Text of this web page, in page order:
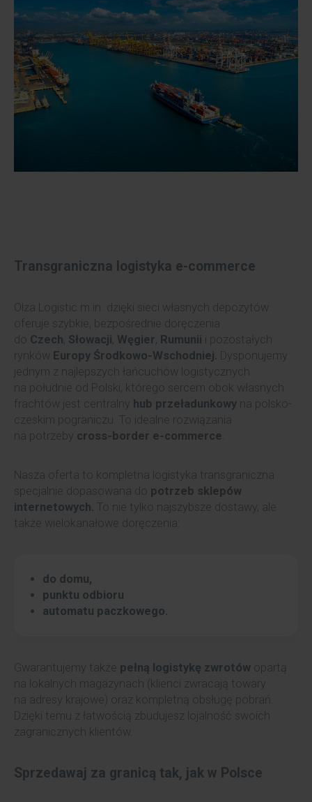
Transgraniczna logistyka e-commerce
Olza Logistic m.in. dzięki sieci własnych depozytów
oferuje szybkie, bezpośrednie doręczenia
do Czech, Słowacji, Węgier, Rumunii i pozostałych
rynków Europy Środkowo-Wschodniej. Dysponujemy
jednym z najlepszych łańcuchów logistycznych
na południe od Polski, którego sercem obok własnych
frachtów jest centralny hub przeładunkowy na polsko-
czeskim pograniczu. To idealne rozwiązania
na potrzeby cross-border e-commerce
Nasza oferta to kompletna logistyka transgraniczna
specjalnie dopasowana do potrzeb sklepów
internetowych. To nie tylko najszybsze dostawy, ale
także wielokanałowe doręczenia:
do domu,
punktu odbioru
automatu paczkowego.
Gwarantujemy także pełną logistykę zwrotów opartą
na lokalnych magazynach (klienci zwracają towary
na adresy krajowe) oraz kompletną obsługę pobrań.
Dzięki temu z łatwością zbudujesz lojalność swoich
zagranicznych klientów.
Sprzedawaj za granicą tak, jak w Polsce